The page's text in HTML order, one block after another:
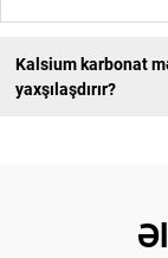
Kalsium karbonat
yaxşılaşdırır?